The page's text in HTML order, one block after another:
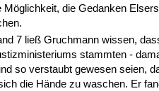
Möglichkeit, die Gedanken
7 ließ Gruchmann wissen,
stammten -
so verstaubt gewesen seien,
die Hände zu waschen. Er